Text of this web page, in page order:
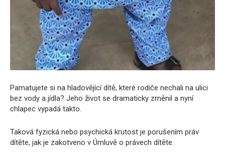
Pamatujete si na hladovějící dítě, které rodiče nechali na ulici
bez vody a jídla? Jeho život se dramaticky změnil a nyní
chlapec vypadá takto.
Taková fyzická nebo psychická krutost je porušením práv
dítěte, jak je zakotveno v Úmluvě o právech dítěte.